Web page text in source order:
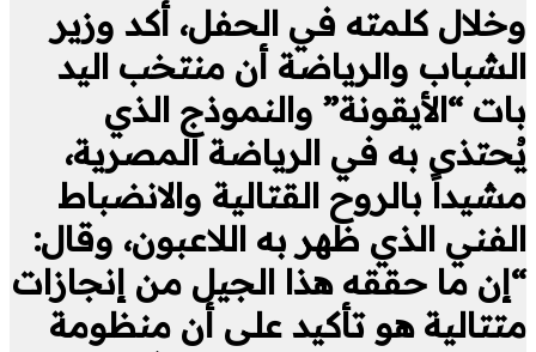
وخلال كلمته في الحفل، أكد وزير
الشباب والرياضة أن منتخب اليد
بات “الأيقونة” والنموذج الذي
يُحتذى به في الرياضة المصرية،
مشيداً بالروح القتالية والانضباط
الفني الذي ظهر به اللاعبون، وقال:
“إن ما حققه هذا الجيل من إنجازات
متتالية هو تأكيد على أن منظومة